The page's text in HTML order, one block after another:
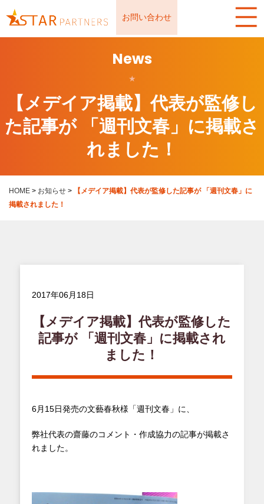
お問い合わせ
News
★
【メデイア掲載】代表が監修し
た記事が 「週刊文春」に掲載さ
れました！
HOME > お知らせ >
【メデイア掲載】代表が監修した記事が 「週刊文春」に
掲載されました！
2017年06月18日
【メデイア掲載】代表が監修した
記事が 「週刊文春」に掲載され
ました！
6月15日発売の文藝春秋様「週刊文春」に、
弊社代表の齋藤のコメント・作成協力の記事が掲載さ
れました。
